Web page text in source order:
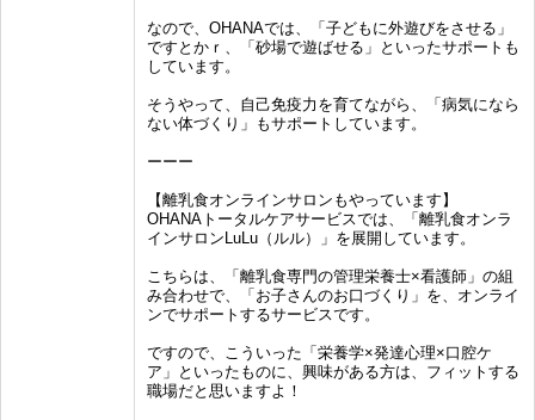
なので、OHANAでは、「子どもに外遊びをさせる」
ですとかｒ、「砂場で遊ばせる」といったサポートも
しています。
そうやって、自己免疫力を育てながら、「病気になら
ない体づくり」もサポートしています。
ーーー
【離乳食オンラインサロンもやっています】
OHANAトータルケアサービスでは、「離乳食オンラ
インサロンLuLu（ルル）」を展開しています。
こちらは、「離乳食専門の管理栄養士×看護師」の組
み合わせで、「お子さんのお口づくり」を、オンライ
ンでサポートするサービスです。
ですので、こういった「栄養学×発達心理×口腔ケ
ア」といったものに、興味がある方は、フィットする
職場だと思いますよ！